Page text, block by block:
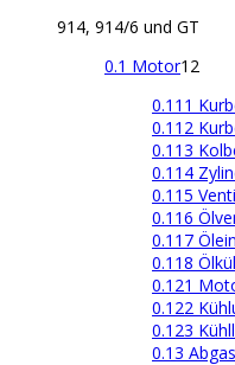
914, 914/6 und GT
0.1 Motor12
0.111
0.112
0.113
0.114
0.115
0.116
0.117
0.118
0.121
0.122
0.123
0.13